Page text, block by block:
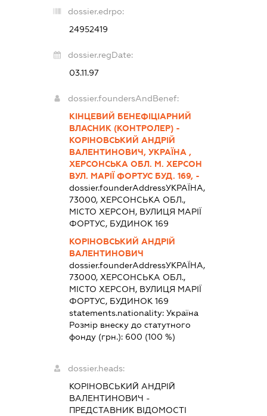
dossier.edrpo:
24952419
dossier.regDate:
03.11.97
dossier.foundersAndBenef:
КІНЦЕВИЙ БЕНЕФІЦІАРНИЙ
ВЛАСНИК (КОНТРОЛЕР) -
КОРІНОВСЬКИЙ АНДРІЙ
ВАЛЕНТИНОВИЧ, УКРАЇНА ,
ХЕРСОНСЬКА ОБЛ. М. ХЕРСОН
ВУЛ. МАРІЇ ФОРТУС БУД. 169, -
dossier.founderAddressУКРАЇНА,
73000, ХЕРСОНСЬКА ОБЛ.,
МІСТО ХЕРСОН, ВУЛИЦЯ МАРІЇ
ФОРТУС, БУДИНОК 169
КОРІНОВСЬКИЙ АНДРІЙ
ВАЛЕНТИНОВИЧ
dossier.founderAddressУКРАЇНА,
73000, ХЕРСОНСЬКА ОБЛ.,
МІСТО ХЕРСОН, ВУЛИЦЯ МАРІЇ
ФОРТУС, БУДИНОК 169
statements.nationality:Україна
Розмір внеску до статутного
фонду (грн.): 600 (100 %)
dossier.heads:
КОРІНОВСЬКИЙ АНДРІЙ
ВАЛЕНТИНОВИЧ -
ПРЕДСТАВНИК ВІДОМОСТІ